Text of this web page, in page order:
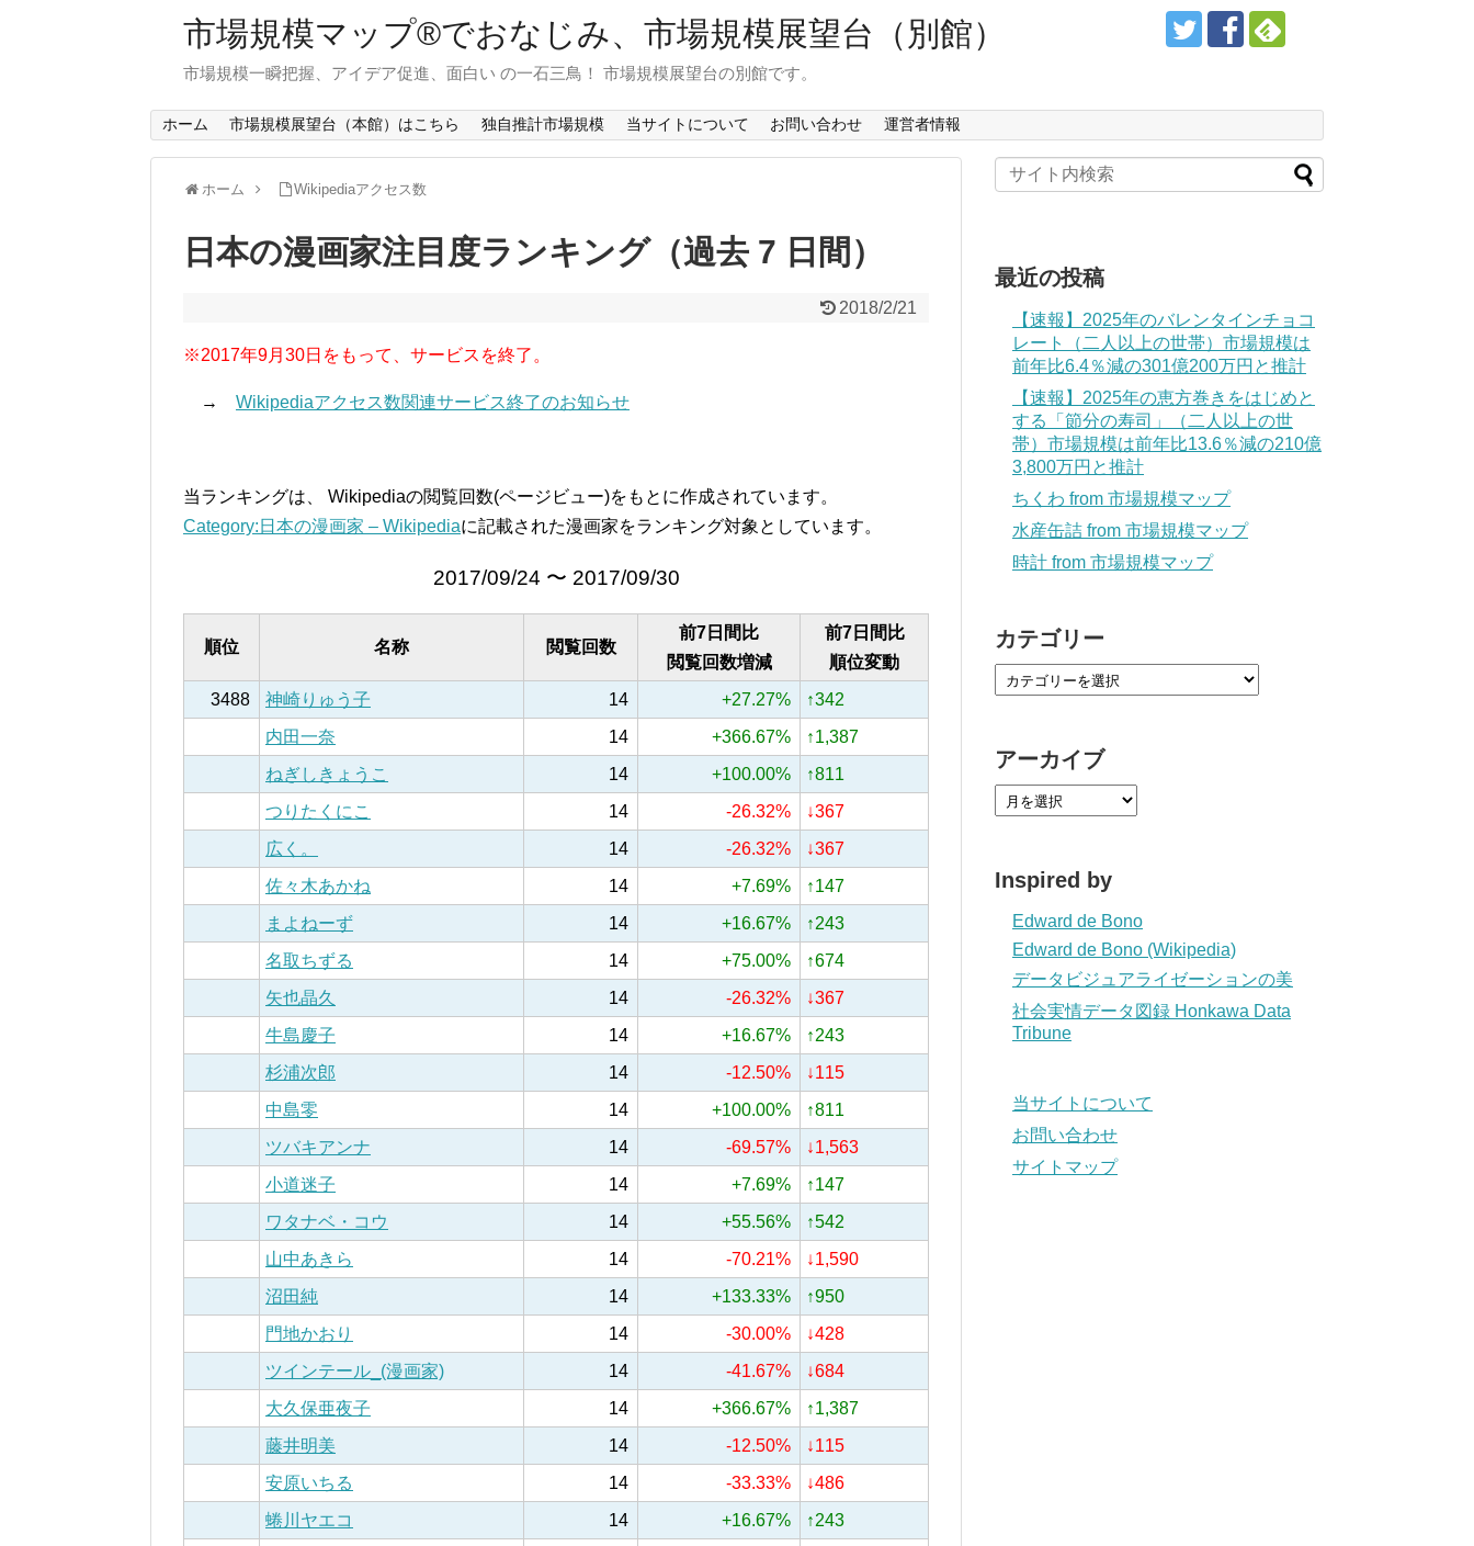
市場規模マップ®でおなじみ、市場規模展望台（別館）
市場規模一瞬把握、アイデア促進、面白い の一石三鳥！ 市場規模展望台の別館です。
ホーム 市場規模展望台（本館）はこちら 独自推計市場規模 当サイトについて お問い合わせ 運営者情報
ホーム Wikipediaアクセス数
日本の漫画家注目度ランキング（過去 7 日間）
2018/2/21
※2017年9月30日をもって、サービスを終了。
→ Wikipediaアクセス数関連サービス終了のお知らせ
当ランキングは、 Wikipediaの閲覧回数(ページビュー)をもとに作成されています。
Category:日本の漫画家 – Wikipediaに記載された漫画家をランキング対象としています。
2017/09/24 〜 2017/09/30
順位 名称 閲覧回数
前7日間比
閲覧回数増減
前7日間比
順位変動
3488
神崎りゅう子 14 +27.27%
↑342
内田一奈
14 +366.67%
↑1,387
ねぎしきょうこ
14 +100.00%
↑811
つりたくにこ
14 -26.32%
↓367
広く。
14 -26.32%
↓367
佐々木あかね
14 +7.69%
↑147
まよねーず
14 +16.67%
↑243
名取ちずる
14 +75.00%
↑674
矢也晶久
14 -26.32%
↓367
牛島慶子
14 +16.67%
↑243
杉浦次郎
14 -12.50%
↓115
中島零
14 +100.00%
↑811
ツバキアンナ
14 -69.57%
↓1,563
小道迷子
14 +7.69%
↑147
ワタナベ・コウ
14 +55.56%
↑542
山中あきら
14 -70.21%
↓1,590
沼田純
14 +133.33%
↑950
門地かおり
14 -30.00%
↓428
ツインテール_(漫画家)
14 -41.67%
↓684
大久保亜夜子
14 +366.67%
↑1,387
藤井明美
14 -12.50%
↓115
安原いちる
14 -33.33%
↓486
蜷川ヤエコ
14 +16.67%
↑243
最近の投稿
【速報】2025年のバレンタインチョコ
レート（二人以上の世帯）市場規模は
前年比6.4％減の301億200万円と推計
【速報】2025年の恵方巻きをはじめと
する「節分の寿司」（二人以上の世
帯）市場規模は前年比13.6％減の210億
3,800万円と推計
ちくわ from 市場規模マップ
水産缶詰 from 市場規模マップ
時計 from 市場規模マップ
カテゴリー
アーカイブ
Inspired by
Edward de Bono
Edward de Bono (Wikipedia)
データビジュアライゼーションの美
社会実情データ図録 Honkawa Data
Tribune
当サイトについて
お問い合わせ
サイトマップ